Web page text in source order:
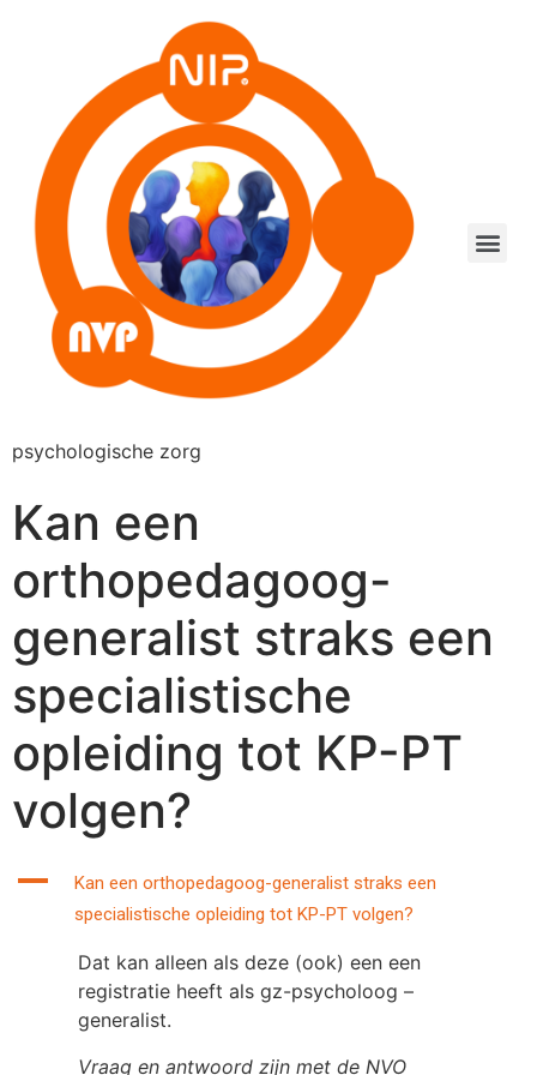
psychologische zorg
Kan een
orthopedagoog-
generalist straks een
specialistische
opleiding tot KP-PT
volgen?
A
Kan een orthopedagoog-generalist straks een
specialistische opleiding tot KP-PT volgen?
Dat kan alleen als deze (ook) een een
registratie heeft als gz-psycholoog –
generalist.
Vraag en antwoord zijn met de NVO